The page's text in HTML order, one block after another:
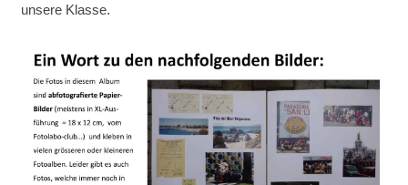
unsere Klasse.